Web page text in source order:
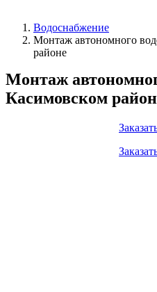
Водоснабжение
Монтаж автономного
районе
Монтаж
Касимовском